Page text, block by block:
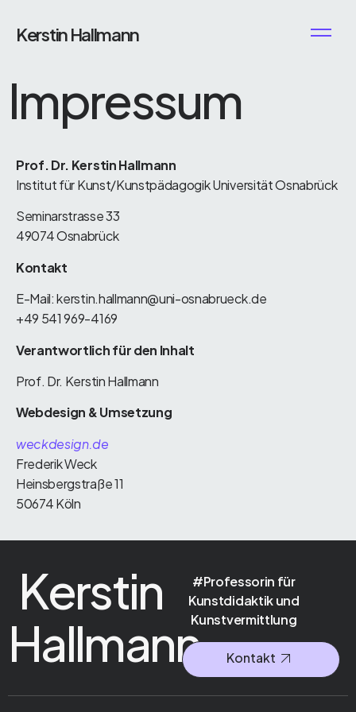
Kerstin Hallmann
Impressum
Prof. Dr. Kerstin Hallmann
Institut für Kunst/Kunstpädagogik Universität Osnabrück
Seminarstrasse 33
49074 Osnabrück
Kontakt
E-Mail: kerstin.hallmann@uni-osnabrueck.de
+49 541 969-4169
Verantwortlich für den Inhalt
Prof. Dr. Kerstin Hallmann
Webdesign & Umsetzung
weckdesign.de
Frederik Weck
Heinsbergstraße 11
50674 Köln
Kerstin
Hallmann
#Professorin für
Kunstdidaktik und
Kunstvermittlung
Kontakt